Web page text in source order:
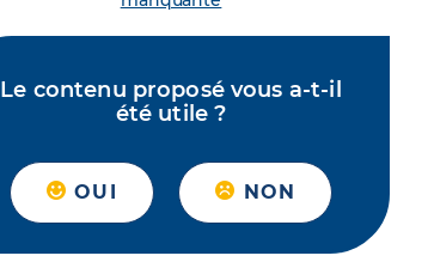
Le contenu proposé vous a-t-il
été utile ?
OUI NON